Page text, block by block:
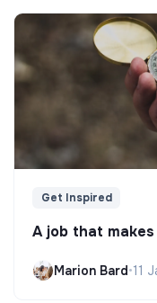
Get Inspired
A job that
Marion Bard•11